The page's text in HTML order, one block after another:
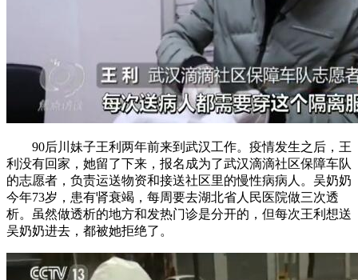
90后川妹子王利两年前来到武汉工作。疫情发生之后，王
利没有回家，她留了下来，报名成为了武汉滴滴社区保障车队
的志愿者，负责运送物资和接送社区里的慢性病病人。吴奶奶
今年73岁，患有肾衰竭，每周要去湖北省人民医院做三次透
析。虽然做透析的地方和发热门诊是分开的，但每次王利想送
吴奶奶进去，都被她拒绝了。